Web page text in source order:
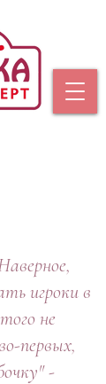
игроки в
не
первых,
-